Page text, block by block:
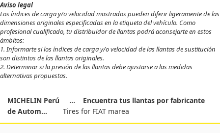
Aviso legal
Los índices de carga y/o velocidad mostrados pueden diferir ligeramente de las
dimensiones originales especificadas en la etiqueta del vehículo. Como
profesional cualificado, tu distribuidor de llantas podrá aconsejarte en estos
ámbitos:
1. Informarte si los índices de carga y/o velocidad de las llantas de sustitución
son distintos de las llantas originales.
2. Determinar si la presión de las llantas debe ajustarse a las medidas
alternativas propuestas.
MICHELIN Perú
Encuentra tus llantas por fabricante
de Autom...
Tires for FIAT marea